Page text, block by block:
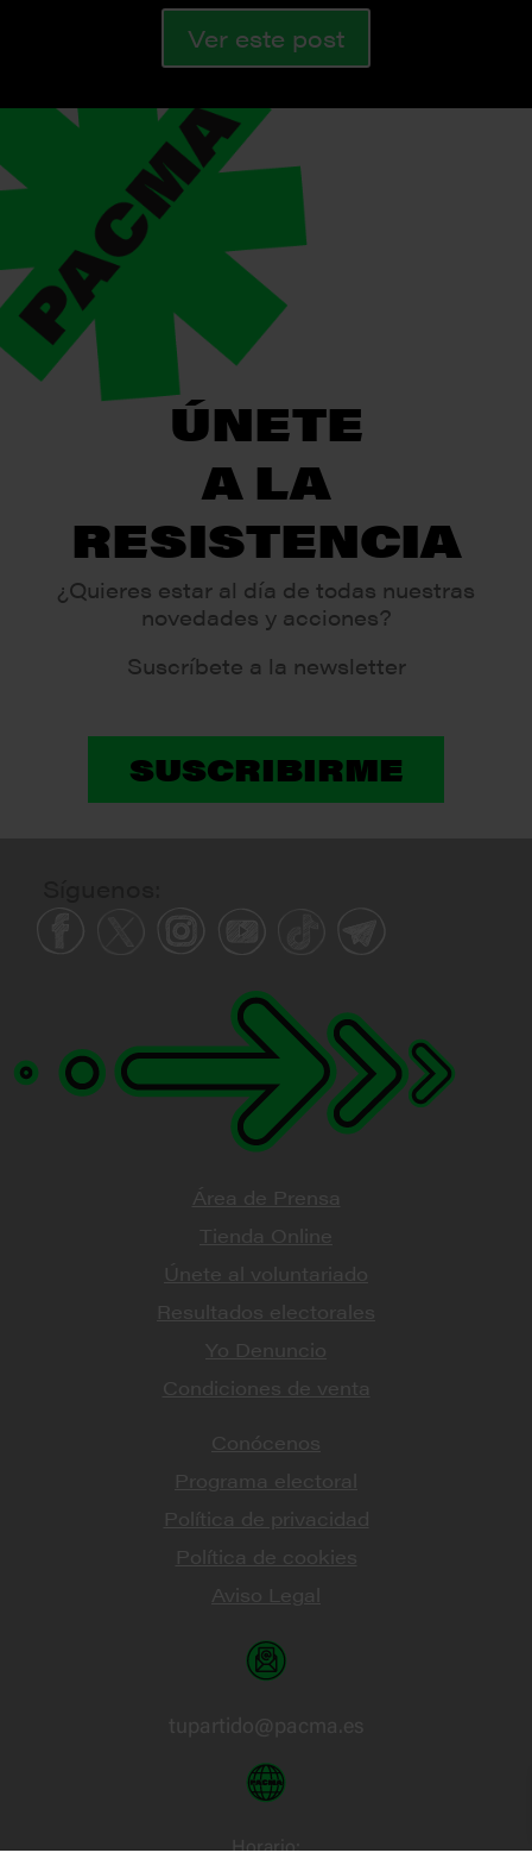
Ver este post
ÚNETE
A LA
RESISTENCIA
¿Quieres estar al día de todas nuestras
novedades y acciones?
Suscríbete a la newsletter
SUSCRIBIRME
Horario: